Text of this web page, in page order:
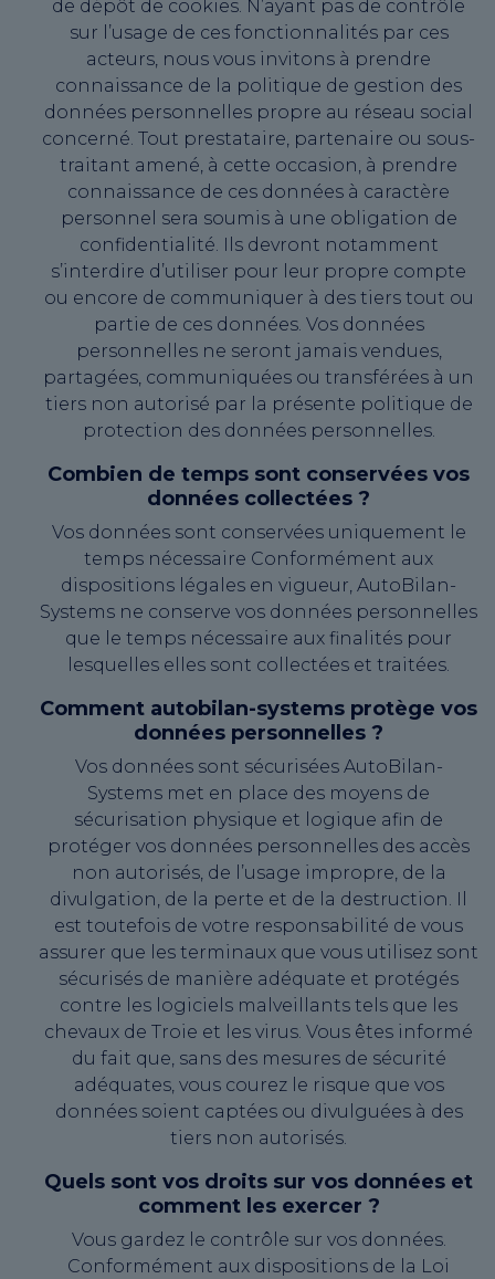
de dépôt de cookies. N’ayant pas de contrôle
sur l’usage de ces fonctionnalités par ces
acteurs, nous vous invitons à prendre
connaissance de la politique de gestion des
données personnelles propre au réseau social
concerné. Tout prestataire, partenaire ou sous-
traitant amené, à cette occasion, à prendre
connaissance de ces données à caractère
personnel sera soumis à une obligation de
confidentialité. Ils devront notamment
s’interdire d’utiliser pour leur propre compte
ou encore de communiquer à des tiers tout ou
partie de ces données. Vos données
personnelles ne seront jamais vendues,
partagées, communiquées ou transférées à un
tiers non autorisé par la présente politique de
protection des données personnelles.
Combien de temps sont conservées vos
données collectées ?
Vos données sont conservées uniquement le
temps nécessaire Conformément aux
dispositions légales en vigueur, AutoBilan-
Systems ne conserve vos données personnelles
que le temps nécessaire aux finalités pour
lesquelles elles sont collectées et traitées.
Comment autobilan-systems protège vos
données personnelles ?
Vos données sont sécurisées AutoBilan-
Systems met en place des moyens de
sécurisation physique et logique afin de
protéger vos données personnelles des accès
non autorisés, de l’usage impropre, de la
divulgation, de la perte et de la destruction. Il
est toutefois de votre responsabilité de vous
assurer que les terminaux que vous utilisez sont
sécurisés de manière adéquate et protégés
contre les logiciels malveillants tels que les
chevaux de Troie et les virus. Vous êtes informé
du fait que, sans des mesures de sécurité
adéquates, vous courez le risque que vos
données soient captées ou divulguées à des
tiers non autorisés.
Quels sont vos droits sur vos données et
comment les exercer ?
Vous gardez le contrôle sur vos données.
Conformément aux dispositions de la Loi